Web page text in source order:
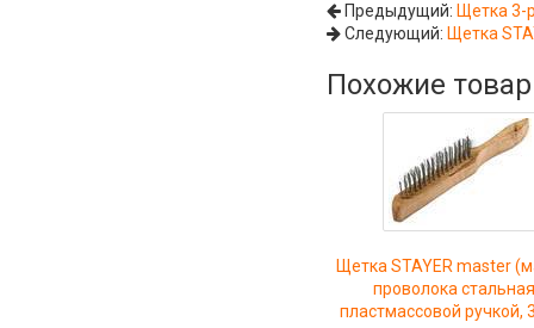
Предыдущий: Щетка 3-
Следующий: Щетка
Похожие
Щетка STAYER master
проволока
пластмассовой ручкой,